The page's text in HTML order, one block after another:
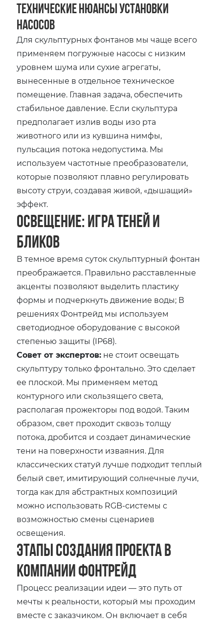
Технические нюансы установки
насосов
Для скульптурных фонтанов мы чаще всего
применяем погружные насосы с низким
уровнем шума или сухие агрегаты,
вынесенные в отдельное техническое
помещение. Главная задача, обеспечить
стабильное давление. Если скульптура
предполагает излив воды изо рта
животного или из кувшина нимфы,
пульсация потока недопустима. Мы
используем частотные преобразователи,
которые позволяют плавно регулировать
высоту струи, создавая живой, «дышащий»
эффект.
Освещение: игра теней и
бликов
В темное время суток скульптурный фонтан
преображается. Правильно расставленные
акценты позволяют выделить пластику
формы и подчеркнуть движение воды; В
решениях Фонтрейд мы используем
светодиодное оборудование с высокой
степенью защиты (IP68).
Совет от экспертов: не стоит освещать
скульптуру только фронтально. Это сделает
ее плоской. Мы применяем метод
контурного или скользящего света,
располагая прожекторы под водой. Таким
образом, свет проходит сквозь толщу
потока, дробится и создает динамические
тени на поверхности изваяния. Для
классических статуй лучше подходит теплый
белый свет, имитирующий солнечные лучи,
тогда как для абстрактных композиций
можно использовать RGB-системы с
возможностью смены сценариев
освещения.
Этапы создания проекта в
компании Фонтрейд
Процесс реализации идеи — это путь от
мечты к реальности, который мы проходим
вместе с заказчиком. Он включает в себя